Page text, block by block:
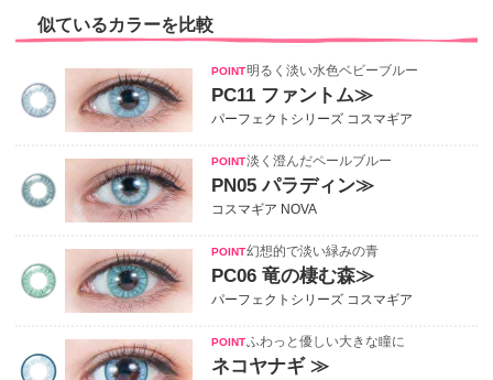
似ているカラーを比較
明るく淡い水色ベビーブルー
PC11 ファントム≫
パーフェクトシリーズ コスマギア
淡く澄んだペールブルー
PN05 パラディン≫
コスマギア NOVA
幻想的で淡い緑みの青
PC06 竜の棲む森≫
パーフェクトシリーズ コスマギア
ふわっと優しい大きな瞳に
ネコヤナギ ≫